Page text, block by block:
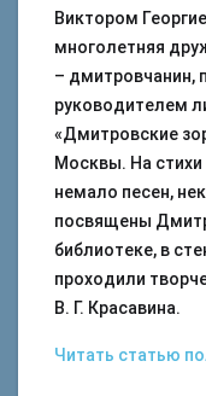
Виктором
многолетняя
– дмитровчанин,
руководителем
«Дмитровские
Москвы. На стихи
немало песен,
посвящены
библиотеке, в
проходили
В. Г. Красавина.
Читать статью